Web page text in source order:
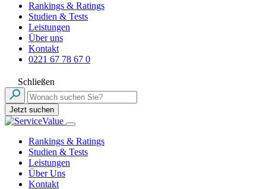
Rankings & Ratings
Studien & Tests
Leistungen
Über uns
Kontakt
0221 67 78 67 0
Schließen
Jetzt suchen
Rankings & Ratings
Studien & Tests
Leistungen
Über Uns
Kontakt